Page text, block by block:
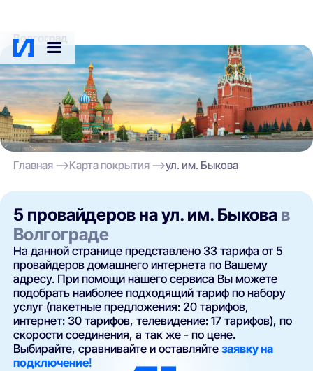
Волгоград
Главная Карта покрытия ул. им. Быкова
5 провайдеров на ул. им. Быкова в
Волгограде
На данной странице представлено 33 тарифа от 5
провайдеров домашнего интернета по Вашему
адресу. При помощи нашего сервиса Вы можете
подобрать наиболее подходящий тариф по набору
услуг (пакетные предложения: 20 тарифов,
интернет: 30 тарифов, телевидение: 17 тарифов), по
скорости соединения, а так же - по цене.
Выбирайте, сравнивайте и оставляйтезаявку на
подключение!